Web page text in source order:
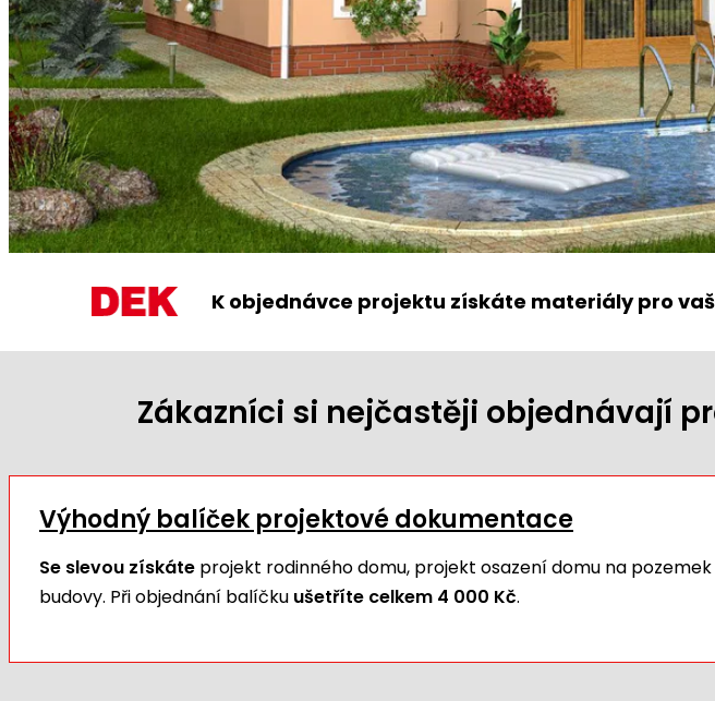
K objednávce projektu získáte materiály pro
Zákazníci si nejčastěji objednávají
Výhodný balíček projektové dokumentace
Se slevou získáte projekt rodinného domu, projekt osazení domu na
budovy. Při objednání balíčku ušetříte celkem 4 000 Kč.